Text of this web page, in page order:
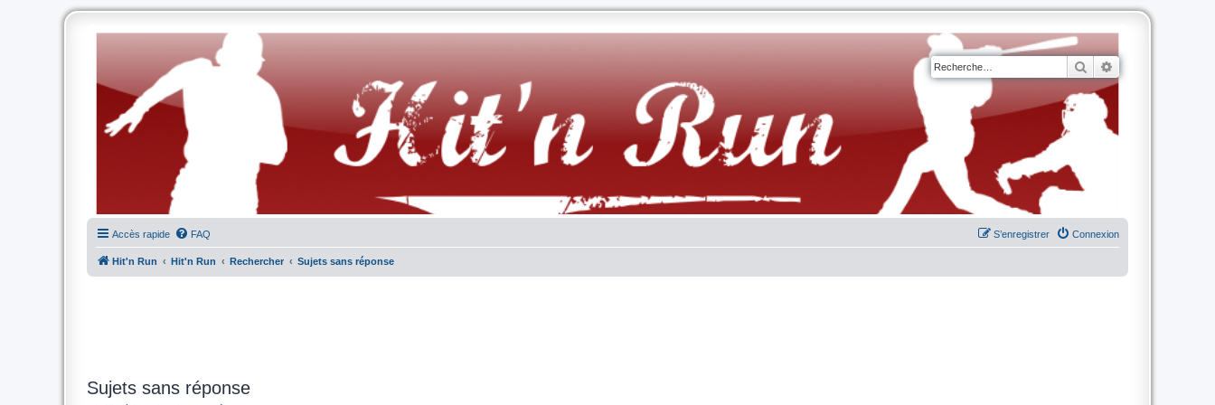
Rechercher
Accès rapide FAQ Connexion
S’enregistrer
Hit'n Run Hit'n Run Rechercher Sujets sans réponse
Sujets sans réponse